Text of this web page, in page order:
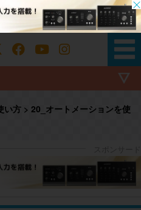
い方 > 20_オートメーションを使